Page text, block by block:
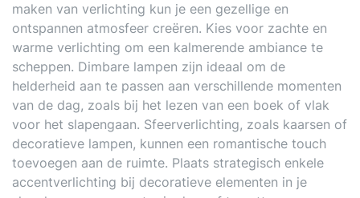
maken van verlichting kun je een gezellige en
ontspannen atmosfeer creëren. Kies voor zachte en
warme verlichting om een kalmerende ambiance te
scheppen. Dimbare lampen zijn ideaal om de
helderheid aan te passen aan verschillende momenten
van de dag, zoals bij het lezen van een boek of vlak
voor het slapengaan. Sfeerverlichting, zoals kaarsen of
decoratieve lampen, kunnen een romantische touch
toevoegen aan de ruimte. Plaats strategisch enkele
accentverlichting bij decoratieve elementen in je